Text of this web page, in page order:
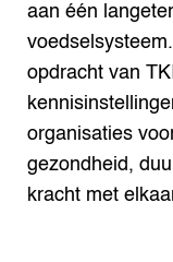
aan één
opdracht van
organisaties
gezondheid,
kracht met